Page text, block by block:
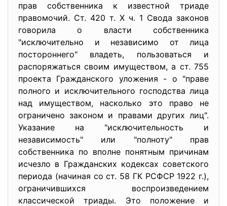
прав собственника к известной триаде
правомочий. Ст. 420 т. X ч. 1 Свода законов
говорила о власти собственника
"исключительно и независимо от лица
постороннего" владеть, пользоваться и
распоряжаться своим имуществом, а ст. 755
проекта Гражданского уложения - о "праве
полного и исключительного господства лица
над имуществом, насколько это право не
ограничено законом и правами других лиц".
Указание на "исключительность и
независимость" или "полноту" прав
собственника по вполне понятным причинам
исчезло в Гражданских кодексах советского
периода (начиная со ст. 58 ГК РСФСР 1922 г.),
ограничившихся воспроизведением
классической триады. Это положение и